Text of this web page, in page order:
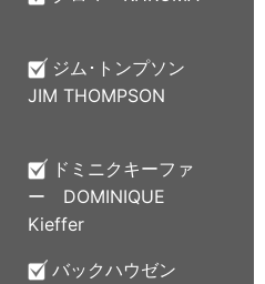
ジム･トンプソン
JIM THOMPSON
ドミニクキーファ
ー DOMINIQUE
Kieffer
バックハウゼン